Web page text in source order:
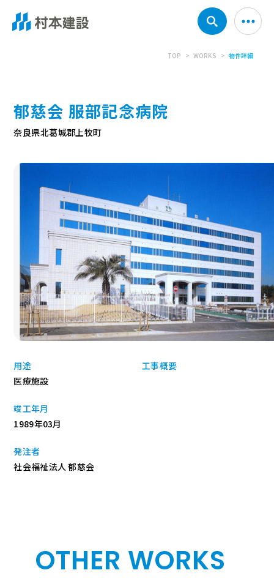
TOP WORKS 物件詳細
郁慈会 服部記念病院
奈良県北葛城郡上牧町
用途
医療施設
竣工年月
1989年03月
発注者
社会福祉法人 郁慈会
工事概要
OTHER WORKS